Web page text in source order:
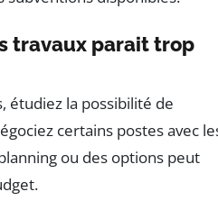
travaux parait trop
étudiez la possibilité de
certains postes avec
ou des options peut